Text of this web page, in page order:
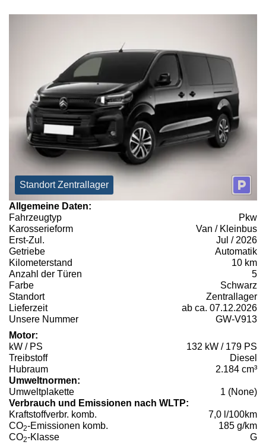
Standort Zentrallager
Allgemeine Daten:
Fahrzeugtyp
Pkw
Karosserieform
Van / Kleinbus
Erst-Zul.
Jul / 2026
Getriebe
Automatik
Kilometerstand
10 km
Anzahl der Türen
5
Farbe
Schwarz
Standort
Zentrallager
Lieferzeit
ab ca. 07.12.2026
Unsere Nummer
GW-V913
Motor:
kW / PS
132 kW / 179 PS
Treibstoff
Diesel
Hubraum
2.184 cm³
Umweltnormen:
Umweltplakette
1 (None)
Verbrauch und Emissionen nach WLTP:
Kraftstoffverbr. komb.
7,0 l/100km
CO2-Emissionen komb.
185 g/km
CO2-Klasse G